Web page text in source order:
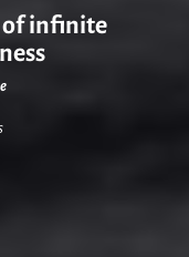
of infinite